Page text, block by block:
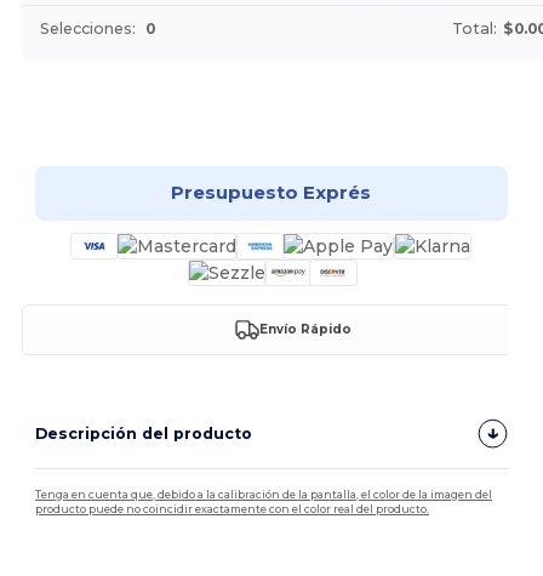
Selecciones: 0 Total:
Presupuesto Exprés
Envío Rápido
Descripción del producto
Tenga en cuenta que, debido a la calibración de la pantalla, el color de la imagen del
producto puede no coincidir exactamente con el color real del producto.